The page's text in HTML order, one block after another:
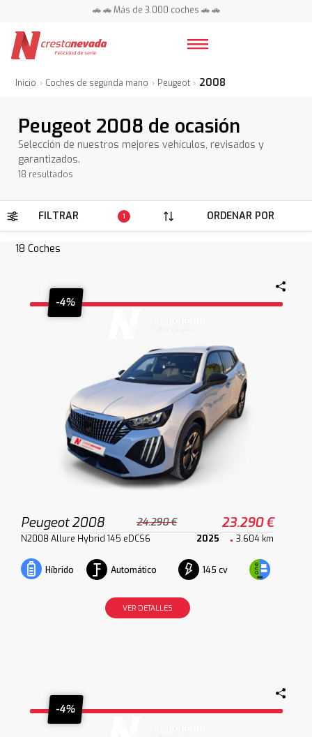
📍 Centros en toda España ⭐
Inicio Coches de segunda mano Peugeot 2008
Peugeot 2008 de ocasión
Selección de nuestros mejores vehículos, revisados y
garantizados.
18 resultados
FILTRAR 1 ORDENAR POR
18 Coches
-4%
Peugeot 2008 24.290 € 23.290 €
N2008 Allure Hybrid 145 eDCS6 2025 3.604 km
Híbrido Automático 145 cv
VER DETALLES
-4%